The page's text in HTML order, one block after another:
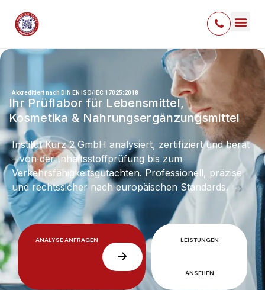
Akkreditiert nach DIN EN ISO/IEC 17025:2018
Ihr Prüflabor für Lebensmittel,
Kosmetika & Nahrungsergänzungsmittel
Institut Kurz 2 GmbH analysiert, zertifiziert und berät
– von der Inhaltsstoffprüfung bis zum
Verkehrsfähigkeitsgutachten. Professionell, präzise
und rechtssicher nach europäischen Standards.
LEISTUNGEN
ANSEHEN